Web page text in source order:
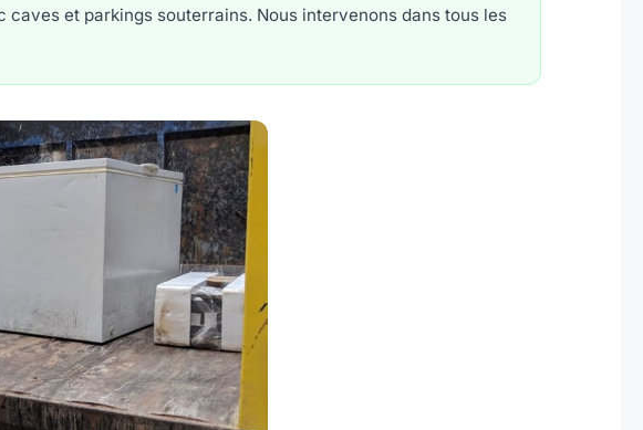
et parkings souterrains. Nous intervenons dans tous les